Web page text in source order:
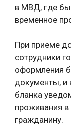
в МВД, где
временное
При приеме
сотрудники
оформления
документы, и
бланка
проживания
гражданину.